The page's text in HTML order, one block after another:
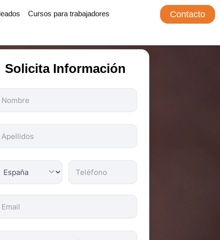
Cursos para trabajadores Contacto
Solicita Información